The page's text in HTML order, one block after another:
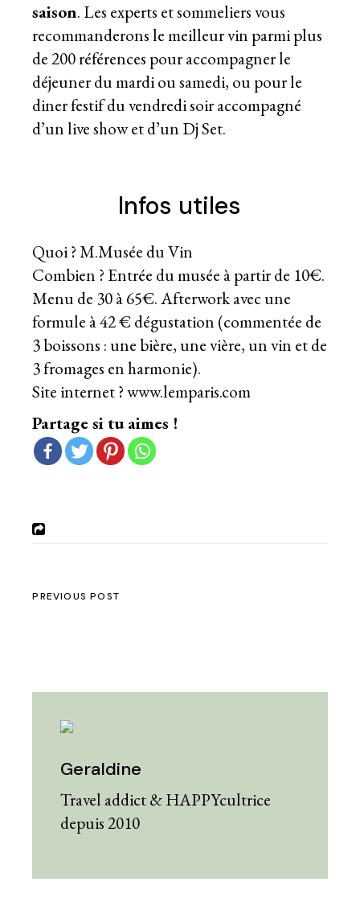
saison. Les experts et sommeliers vous
recommanderons le meilleur vin parmi plus
de 200 références pour accompagner le
déjeuner du mardi ou samedi, ou pour le
diner festif du vendredi soir accompagné
d’un live show et d’un Dj Set.
Infos utiles
Quoi ? M.Musée du Vin
Combien ? Entrée du musée à partir de 10€.
Menu de 30 à 65€. Afterwork avec une
formule à 42 € dégustation (commentée de
3 boissons : une bière, une vière, un vin et de
3 fromages en harmonie).
Site internet ?www.lemparis.com
Partage si tu aimes !
PREVIOUS POST
Geraldine
Travel addict & HAPPYcultrice
depuis 2010